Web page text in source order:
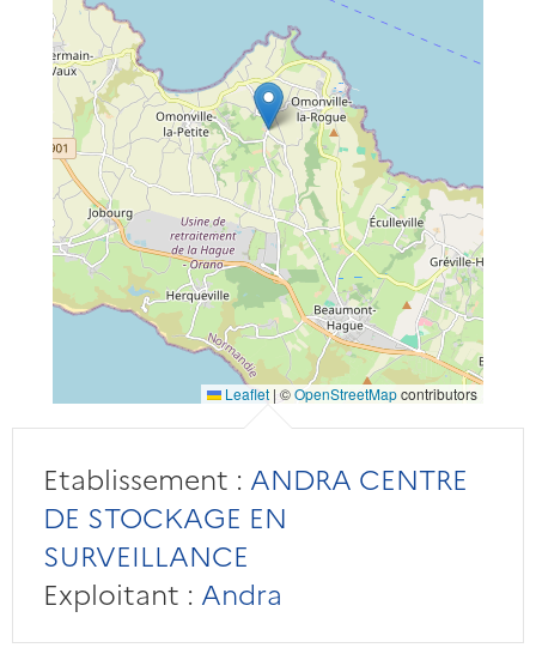
Leaflet | ©OpenStreetMapcontributors
Etablissement : ANDRA CENTRE
DE STOCKAGE EN
SURVEILLANCE
Exploitant : Andra